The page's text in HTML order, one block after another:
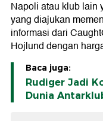
Napoli atau klub lain
yang diajukan
informasi dari
Hojlund dengan
Baca juga:
Rudiger Jadi
Dunia